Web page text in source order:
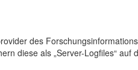
des
diese als „Server-Logfiles“